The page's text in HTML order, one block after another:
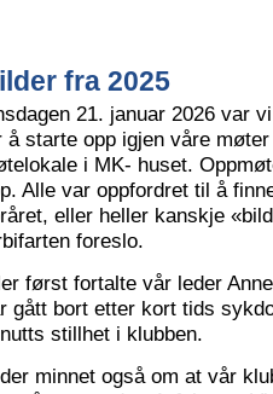
fra 2025
21. januar 2026 var
å starte opp igjen våre
i MK- huset.
Alle var oppfordret til å
eller heller kanskje
foreslo.
først fortalte vår leder
gått bort etter kort tids
stillhet i klubben.
minnet også om at vår